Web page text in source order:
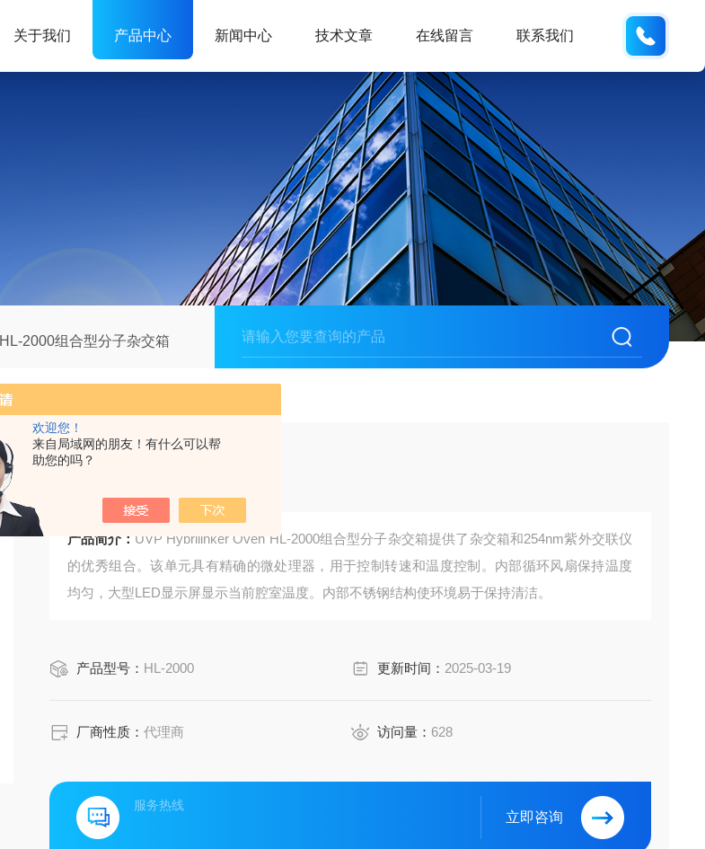
欢迎您！
来自局域网的朋友！有什么可以帮
助您的吗？
关于我们 产品中心 新闻中心 技术文章 在线留言 联系我们
HL-2000组合型分子杂交箱
产品简介： UVP Hybrilinker Oven HL-2000组合型分子杂交箱提供了杂交箱和254nm紫外交联仪
的优秀组合。该单元具有精确的微处理器，用于控制转速和温度控制。内部循环风扇保持温度
均匀，大型LED显示屏显示当前腔室温度。内部不锈钢结构使环境易于保持清洁。
产品型号： HL-2000 更新时间： 2025-03-19
厂商性质：代理商 访问量： 628
服务热线
立即咨询